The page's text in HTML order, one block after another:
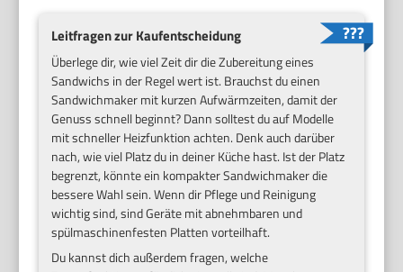
Leitfragen zur Kaufentscheidung
Überlege dir, wie viel Zeit dir die Zubereitung eines
Sandwichs in der Regel wert ist. Brauchst du einen
Sandwichmaker mit kurzen Aufwärmzeiten, damit der
Genuss schnell beginnt? Dann solltest du auf Modelle
mit schneller Heizfunktion achten. Denk auch darüber
nach, wie viel Platz du in deiner Küche hast. Ist der Platz
begrenzt, könnte ein kompakter Sandwichmaker die
bessere Wahl sein. Wenn dir Pflege und Reinigung
wichtig sind, sind Geräte mit abnehmbaren und
spülmaschinenfesten Platten vorteilhaft.
Du kannst dich außerdem fragen, welche